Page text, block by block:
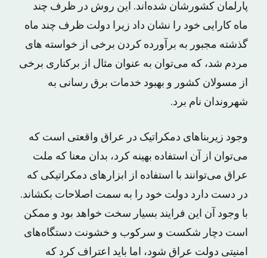
پارلمان کشورشان شده‌اند. این روش در ظرف چند
ماه کارایی خود را نشان داد زیرا دولت ظرف چند ماه
گذشته مجبور به برآورده کردن برخی از خواسته های
مردم شد، که می‌توان به‌ عنوان مثال از برکناری برخی
از مسولان کشور و بهبود خدمات برق رسانی به
شهروندان نام برد.
وجود زیربناهای دمکراتیک در عراق واقعتی است که
می‌توان از آن استفاده بهینه کرد، بدان معنا که ملت
عراق می‌توانند با استفاده از ابزارهای دمکراتیکی که
در دست دارد دولت خود را به سمت اصلاحات بکشاند.
با وجود آن این فرایند بسیار سخت خواهد بود و ممکن
است دچار شکست و سرکوب و خشونت دستگاه‌های
امنیتی دولت عراق شود، اما باید اعتراف کرد که